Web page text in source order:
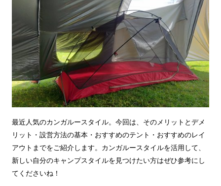
最近人気のカンガルースタイル。今回は、そのメリットとデメ
リット・設営方法の基本・おすすめのテント・おすすめのレイ
アウトまでをご紹介します。カンガルースタイルを活用して、
新しい自分のキャンプスタイルを見つけたい方はぜひ参考にし
てくださいね！